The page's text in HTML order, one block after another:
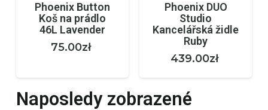
Phoenix Button
Koš na prádlo
46L Lavender
75.00zł
Phoenix DUO
Studio
Kancelářská židle
Ruby
439.00zł
Naposledy zobrazené